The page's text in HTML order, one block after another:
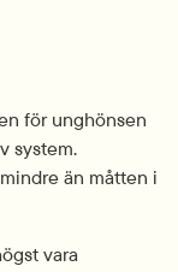
för unghönsen
system.
än måtten i
vara